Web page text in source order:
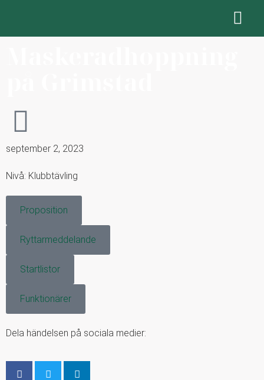
september 2, 2023
Nivå: Klubbtävling
Proposition
Ryttarmeddelande
Startlistor
Funktionärer
Dela händelsen på sociala medier: